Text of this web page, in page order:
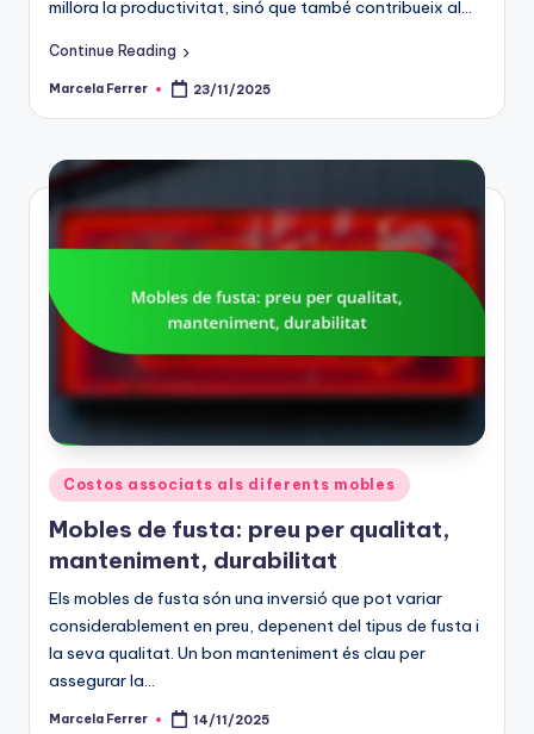
millora la productivitat, sinó que també contribueix al…
Continue Reading
Posted
Marcela Ferrer 23/11/2025
Posted
in
Costos associats als diferents mobles
Mobles de fusta: preu per qualitat,
manteniment, durabilitat
Els mobles de fusta són una inversió que pot variar
considerablement en preu, depenent del tipus de fusta i
la seva qualitat. Un bon manteniment és clau per
assegurar la…
Posted
Marcela Ferrer 14/11/2025